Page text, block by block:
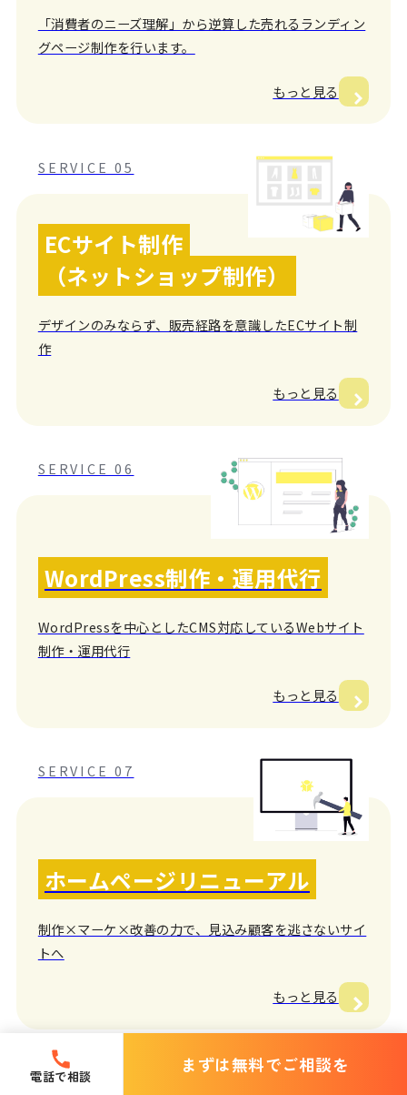
「消費者のニーズ理解」から逆算した売れるランディン
グページ制作を行います。
もっと見る
SERVICE 05
ECサイト制作
（ネットショップ制作）
デザインのみならず、販売経路を意識したECサイト制
作
もっと見る
SERVICE 06
WordPress制作・運用代行
WordPressを中心としたCMS対応しているWebサイト
制作・運用代行
もっと見る
SERVICE 07
ホームページリニューアル
制作×マーケ×改善の力で、見込み顧客を逃さないサイ
トへ
もっと見る
SERVICE 08
電話で相談
まずは無料でご相談を